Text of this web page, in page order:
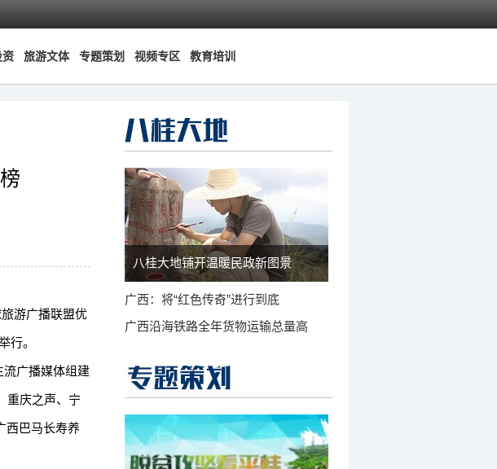
资 旅游文体 专题策划 视频专区 教育培训
游广播联盟优
行。
广播媒体组建
重庆之声、宁
西巴马长寿养
八桂大地铺开温暖民政新图景
广西：将“红色传奇”进行到底
广西沿海铁路全年货物运输总量高